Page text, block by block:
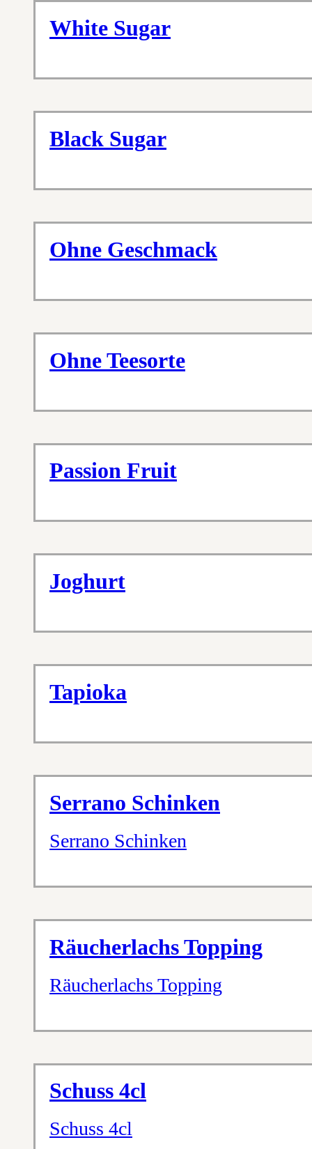
White Sugar
Black Sugar
Ohne Geschmack
Ohne Teesorte
Passion Fruit
Joghurt
Tapioka
Serrano Schinken
Serrano Schinken
Räucherlachs Topping
Räucherlachs Topping
Schuss 4cl
Schuss 4cl